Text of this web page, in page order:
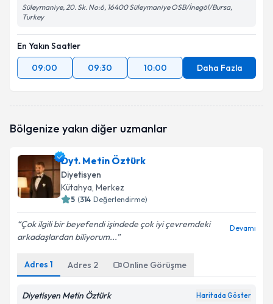
Süleymaniye, 20. Sk. No:6, 16400 Süleymaniye OSB/İnegöl/Bursa,
Turkey
En Yakın Saatler
09:00
09:30 10:00 Daha Fazla
Bölgenize yakın diğer uzmanlar
Dyt. Metin Öztürk
Diyetisyen
Kütahya, Merkez
5 (314 Değerlendirme)
Çok ilgili bir beyefendi işindede çok iyi çevremdeki
arkadaşlardan biliyorum...
Devamı
Adres 1 Adres 2 Online Görüşme
Diyetisyen Metin Öztürk Haritada Göster